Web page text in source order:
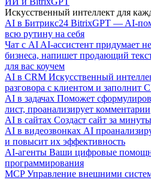
Искусственный интеллект для
AI в Битрикс24 BitrixGPT — AI-
всю рутину на себя
Чат с AI AI-ассистент придумает
бизнеса, напишет продающий
для вас коучем
AI в CRM Искусственный
разговора с клиентом и заполнит
AI в задачах Поможет
лист, проанализирует комментарии
AI в сайтах Создаст сайт за
AI в видеозвонках AI
и повысит их эффективность
AI-агенты Ваши цифровые
программирования
MCP Управление внешними